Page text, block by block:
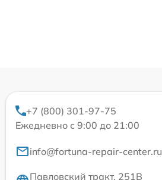
+7 (800) 301-97-75
Ежедневно с 9:00 до 21:00
info@fortuna-repair-center.ru
Павловский тракт, 251В